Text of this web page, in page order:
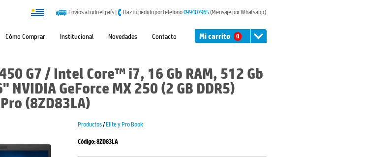
Envíos a todo el país| Haz tu pedido por teléfono099407965(Mensaje por Whatsapp )
Cómo Comprar Institucional Novedades Contacto Mi carrito 0
G7 / Intel Core™ i7, 16 Gb RAM, 512 Gb
NVIDIA GeForce MX 250 (2 GB DDR5)
(8ZD83LA)
Productos/Elite y Pro Book
Código: 8ZD83LA